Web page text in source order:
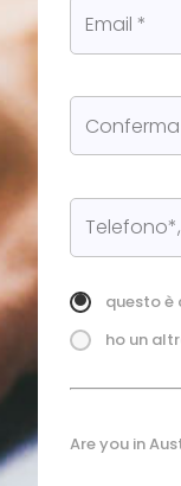
questo è
ho un
Are you in